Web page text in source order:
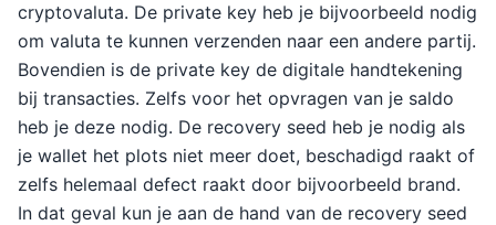
cryptovaluta. De private key heb je bijvoorbeeld nodig
om valuta te kunnen verzenden naar een andere partij.
Bovendien is de private key de digitale handtekening
bij transacties. Zelfs voor het opvragen van je saldo
heb je deze nodig. De recovery seed heb je nodig als
je wallet het plots niet meer doet, beschadigd raakt of
zelfs helemaal defect raakt door bijvoorbeeld brand.
In dat geval kun je aan de hand van de recovery seed